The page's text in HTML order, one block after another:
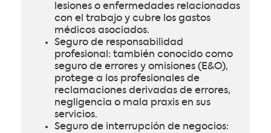
lesiones o enfermedades relacionadas
con el trabajo y cubre los gastos
médicos asociados.
Seguro de responsabilidad
profesional: también conocido como
seguro de errores y omisiones (E&O),
protege a los profesionales de
reclamaciones derivadas de errores,
negligencia o mala praxis en sus
servicios.
Seguro de interrupción de negocios: